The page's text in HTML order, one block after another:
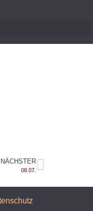
NÄCHSTER
08.07.